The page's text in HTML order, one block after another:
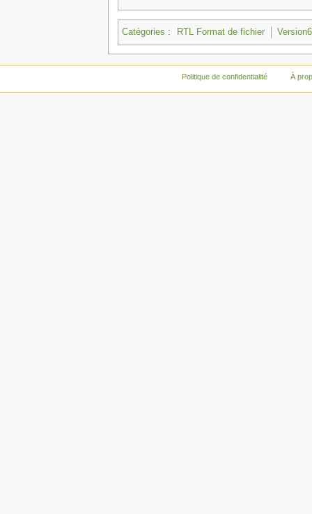
Catégories : RTL Format de fichier
Politique de confidentialité À